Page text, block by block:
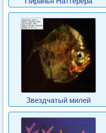
Звездчатый милей